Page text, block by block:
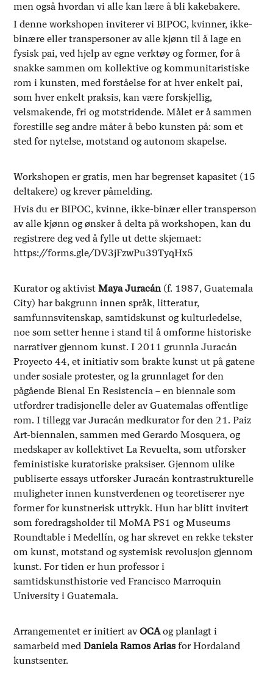
men også hvordan vi alle kan lære å bli kakebakere.
I denne workshopen inviterer vi BIPOC, kvinner, ikke-
binære eller transpersoner av alle kjønn til å lage en
fysisk pai, ved hjelp av egne verktøy og former, for å
snakke sammen om kollektive og kommunitaristiske
rom i kunsten, med forståelse for at hver enkelt pai,
som hver enkelt praksis, kan være forskjellig,
velsmakende, fri og motstridende. Målet er å sammen
forestille seg andre måter å bebo kunsten på: som et
sted for nytelse, motstand og autonom skapelse.
Workshopen er gratis, men har begrenset kapasitet (15
deltakere) og krever påmelding.
Hvis du er BIPOC, kvinne, ikke-binær eller transperson
av alle kjønn og ønsker å delta på workshopen, kan du
registrere deg ved å fylle ut dette skjemaet:
https://forms.gle/DV3jFzwPu39TyqHx5
Kurator og aktivistMaya Juracán(f. 1987, Guatemala
City) har bakgrunn innen språk, litteratur,
samfunnsvitenskap, samtidskunst og kulturledelse,
noe som setter henne i stand til å omforme historiske
narrativer gjennom kunst. I 2011 grunnla Juracán
Proyecto 44, et initiativ som brakte kunst ut på gatene
under sosiale protester, og la grunnlaget for den
pågående Bienal En Resistencia – en biennale som
utfordrer tradisjonelle deler av Guatemalas offentlige
rom. I tillegg var Juracán medkurator for den 21. Paiz
Art-biennalen, sammen med Gerardo Mosquera, og
medskaper av kollektivet La Revuelta, som utforsker
feministiske kuratoriske praksiser. Gjennom ulike
publiserte essays utforsker Juracán kontrastrukturelle
muligheter innen kunstverdenen og teoretiserer nye
former for kunstnerisk uttrykk. Hun har blitt invitert
som foredragsholder til MoMA PS1 og Museums
Roundtable i Medellín, og har skrevet en rekke tekster
om kunst, motstand og systemisk revolusjon gjennom
kunst. For tiden er hun professor i
samtidskunsthistorie ved Francisco Marroquin
University i Guatemala.
Arrangementet er initiert avOCAog planlagt i
samarbeid medDaniela Ramos Ariasfor Hordaland
kunstsenter.